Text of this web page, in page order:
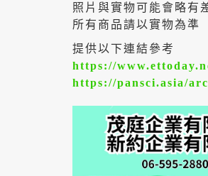
照片與實物可能會略有
所有商品請以實物為準
提供以下連結參考
https://
https://pansci.asia/